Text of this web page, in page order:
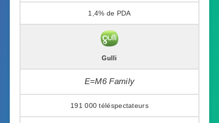
1,4%
Gulli
E=M6 Family
191 000